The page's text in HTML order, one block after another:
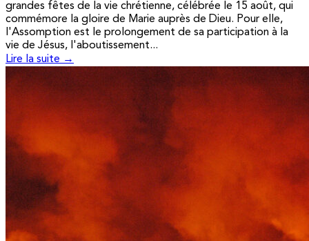
grandes fêtes de la vie chrétienne, célébrée le 15 août, qui
commémore la gloire de Marie auprès de Dieu. Pour elle,
l'Assomption est le prolongement de sa participation à la
vie de Jésus, l'aboutissement...
Lire la suite →